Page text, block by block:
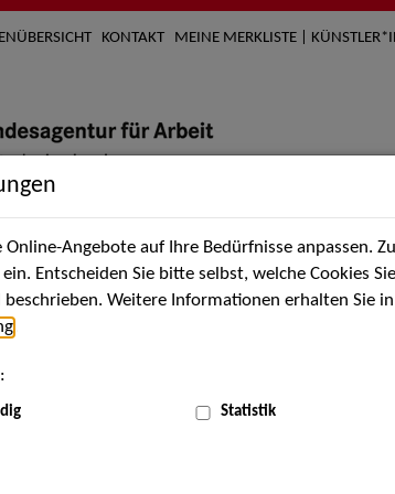
KONTAKT MEINE MERKLISTE |
Künstler*innen Über uns
Angebote auf Ihre Bedürfnisse anpassen.
Entscheiden Sie bitte selbst, welche Cookies
Weitere Informationen erhalten Sie in
Statistik